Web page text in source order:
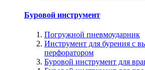
Буровой инструмент
Погружной пневмоударник
Инструмент для бурения с
перфоратором
Буровой инструмент для